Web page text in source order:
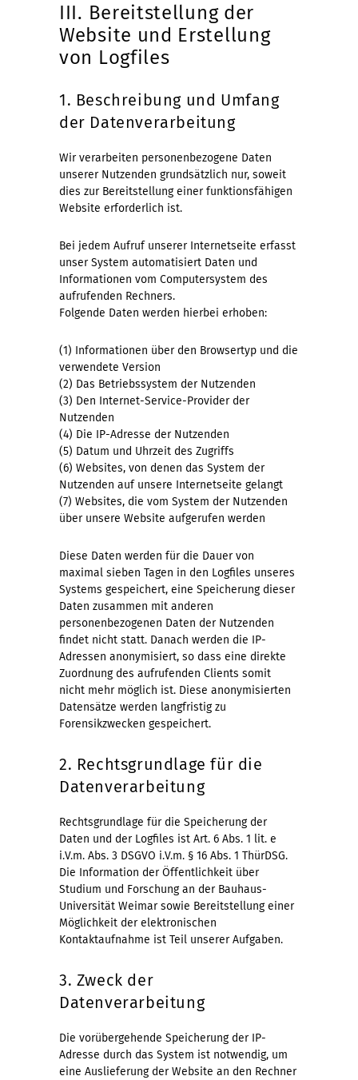
III. Bereitstellung der
Website und Erstellung
von Logfiles
1. Beschreibung und Umfang
der Datenverarbeitung
Wir verarbeiten personenbezogene Daten
unserer Nutzenden grundsätzlich nur, soweit
dies zur Bereitstellung einer funktionsfähigen
Website erforderlich ist.
Bei jedem Aufruf unserer Internetseite erfasst
unser System automatisiert Daten und
Informationen vom Computersystem des
aufrufenden Rechners.
Folgende Daten werden hierbei erhoben:
(1) Informationen über den Browsertyp und die
verwendete Version
(2) Das Betriebssystem der Nutzenden
(3) Den Internet-Service-Provider der
Nutzenden
(4) Die IP-Adresse der Nutzenden
(5) Datum und Uhrzeit des Zugriffs
(6) Websites, von denen das System der
Nutzenden auf unsere Internetseite gelangt
(7) Websites, die vom System der Nutzenden
über unsere Website aufgerufen werden
Diese Daten werden für die Dauer von
maximal sieben Tagen in den Logfiles unseres
Systems gespeichert, eine Speicherung dieser
Daten zusammen mit anderen
personenbezogenen Daten der Nutzenden
findet nicht statt. Danach werden die IP-
Adressen anonymisiert, so dass eine direkte
Zuordnung des aufrufenden Clients somit
nicht mehr möglich ist. Diese anonymisierten
Datensätze werden langfristig zu
Forensikzwecken gespeichert.
2. Rechtsgrundlage für die
Datenverarbeitung
Rechtsgrundlage für die Speicherung der
Daten und der Logfiles ist Art. 6 Abs. 1 lit. e
i.V.m. Abs. 3 DSGVO i.V.m. § 16 Abs. 1 ThürDSG.
Die Information der Öffentlichkeit über
Studium und Forschung an der Bauhaus-
Universität Weimar sowie Bereitstellung einer
Möglichkeit der elektronischen
Kontaktaufnahme ist Teil unserer Aufgaben.
3. Zweck der
Datenverarbeitung
Die vorübergehende Speicherung der IP-
Adresse durch das System ist notwendig, um
eine Auslieferung der Website an den Rechner